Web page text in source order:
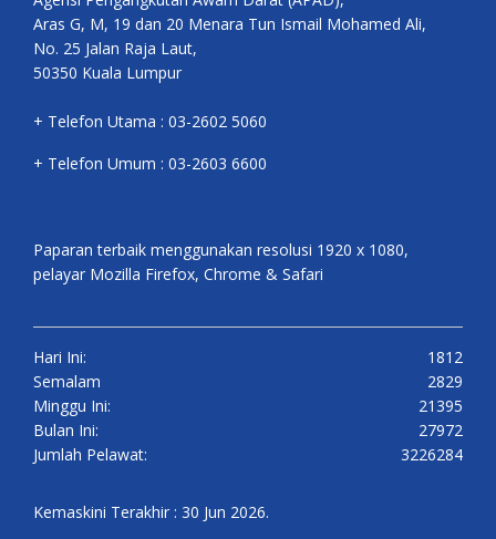
Aras G, M, 19 dan 20 Menara Tun Ismail Mohamed Ali,
No. 25 Jalan Raja Laut,
50350 Kuala Lumpur
+ Telefon Utama : 03-2602 5060
+ Telefon Umum : 03-2603 6600
Paparan terbaik menggunakan resolusi 1920 x 1080,
pelayar Mozilla Firefox, Chrome & Safari
Hari Ini:
1812
Semalam
2829
Minggu Ini:
21395
Bulan Ini:
27972
Jumlah Pelawat:
3226284
Kemaskini Terakhir : 30 Jun 2026.